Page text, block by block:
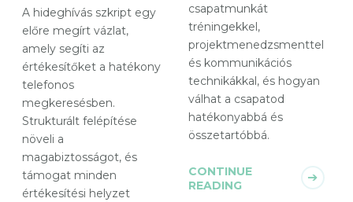
A hideghívás szkript egy
előre megírt vázlat,
amely segíti az
értékesítőket a hatékony
telefonos
megkeresésben.
Strukturált felépítése
növeli a
magabiztosságot, és
támogat minden
értékesítési helyzet
csapatmunkát
tréningekkel,
projektmenedzsmenttel
és kommunikációs
technikákkal, és hogyan
válhat a csapatod
hatékonyabbá és
összetartóbbá.
CONTINUE
READING